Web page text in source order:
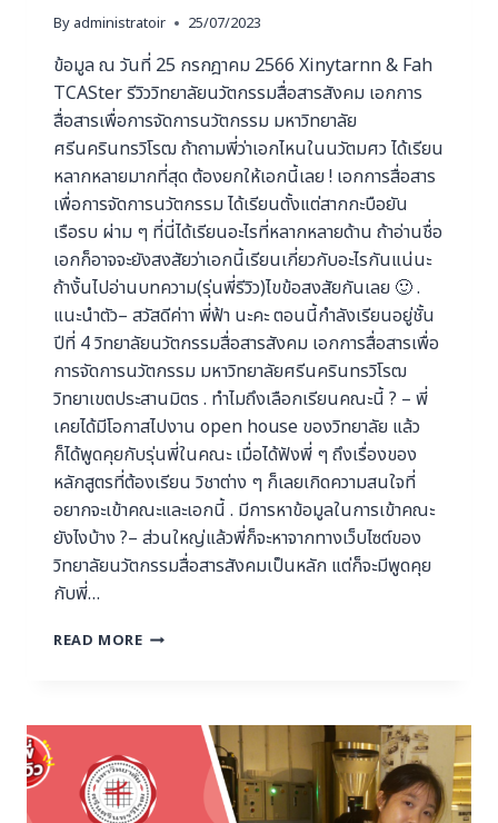
By administratoir 25/07/2023
ข้อมูล ณ วันที่ 25 กรกฎาคม 2566 Xinytarnn & Fah
TCASter รีวิววิทยาลัยนวัตกรรมสื่อสารสังคม เอกการ
สื่อสารเพื่อการจัดการนวัตกรรม มหาวิทยาลัย
ศรีนครินทรวิโรฒ ถ้าถามพี่ว่าเอกไหนในนวัตมศว ได้เรียน
หลากหลายมากที่สุด ต้องยกให้เอกนี้เลย ! เอกการสื่อสาร
เพื่อการจัดการนวัตกรรม ได้เรียนตั้งแต่สากกะบือยัน
เรือรบ ผ่าม ๆ ที่นี่ได้เรียนอะไรที่หลากหลายด้าน ถ้าอ่านชื่อ
เอกก็อาจจะยังสงสัยว่าเอกนี้เรียนเกี่ยวกับอะไรกันแน่นะ
ถ้างั้นไปอ่านบทความ(รุ่นพี่รีวิว)ไขข้อสงสัยกันเลย 🙂 .
แนะนำตัว– สวัสดีค่าา พี่ฟ้า นะคะ ตอนนี้กำลังเรียนอยู่ชั้น
ปีที่ 4 วิทยาลัยนวัตกรรมสื่อสารสังคม เอกการสื่อสารเพื่อ
การจัดการนวัตกรรม มหาวิทยาลัยศรีนครินทรวิโรฒ
วิทยาเขตประสานมิตร . ทําไมถึงเลือกเรียนคณะนี้ ? – พี่
เคยได้มีโอกาสไปงาน open house ของวิทยาลัย แล้ว
ก็ได้พูดคุยกับรุ่นพี่ในคณะ เมื่อได้ฟังพี่ ๆ ถึงเรื่องของ
หลักสูตรที่ต้องเรียน วิชาต่าง ๆ ก็เลยเกิดความสนใจที่
อยากจะเข้าคณะและเอกนี้ . มีการหาข้อมูลในการเข้าคณะ
ยังไงบ้าง ?– ส่วนใหญ่แล้วพี่ก็จะหาจากทางเว็บไซต์ของ
วิทยาลัยนวัตกรรมสื่อสารสังคมเป็นหลัก แต่ก็จะมีพูดคุย
กับพี่…
READ MORE